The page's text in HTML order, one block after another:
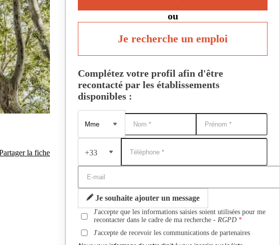
la fiche
ou
Je recherche un emploi
Complétez votre profil afin d'être
recontacté par les établissements
disponibles :
+33
Je souhaite ajouter un message
J'accepte que les informations saisies soient utilisées pour me
recontacter dans le cadre de ma recherche -RGPD
J'accepte de recevoir les communications de partenaires